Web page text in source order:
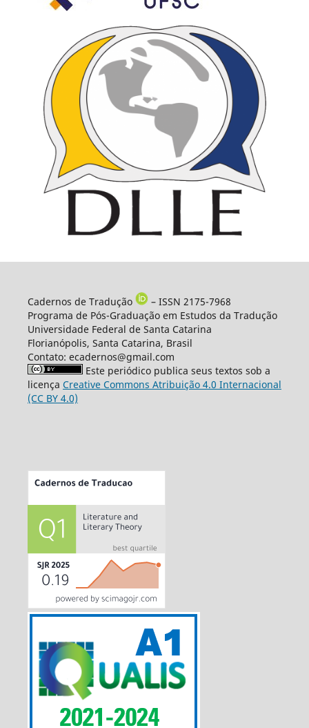
Cadernos de Tradução
– ISSN 2175-7968
Programa de Pós-Graduação em Estudos da Tradução
Universidade Federal de Santa Catarina
Florianópolis, Santa Catarina, Brasil
Contato: ecadernos@gmail.com
Este periódico publica seus textos sob a
licença Creative Commons Atribuição 4.0 Internacional
(CC BY 4.0)